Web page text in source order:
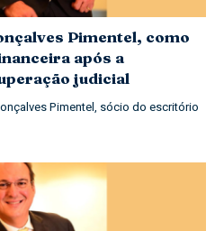
Pimentel, como
após a
judicial
Pimentel, sócio do escritório